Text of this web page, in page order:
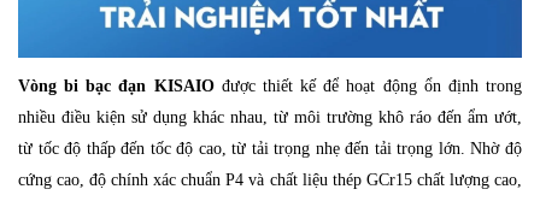
Vòng bi bạc đạn KISAIOđược thiết kế để hoạt động ổn định trong
nhiều điều kiện sử dụng khác nhau, từ môi trường khô ráo đến ẩm ướt,
từ tốc độ thấp đến tốc độ cao, từ tải trọng nhẹ đến tải trọng lớn. Nhờ độ
cứng cao, độ chính xác chuẩn P4 và chất liệu thép GCr15 chất lượng cao,